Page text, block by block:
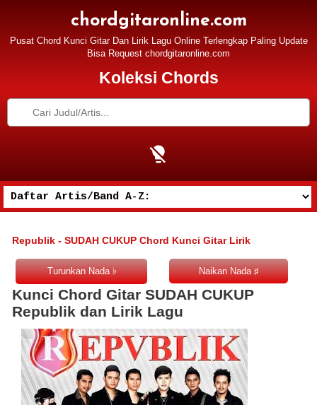
chordgitaronline.com
Pusat Chord Kunci Gitar Dan Lirik Lagu Online Terlengkap Paling Update
Bisa Request chordgitaronline.com
Koleksi Chords
Republik - SUDAH CUKUP Chord Kunci Gitar Lirik
Kunci Chord Gitar SUDAH CUKUP
Republik dan Lirik Lagu